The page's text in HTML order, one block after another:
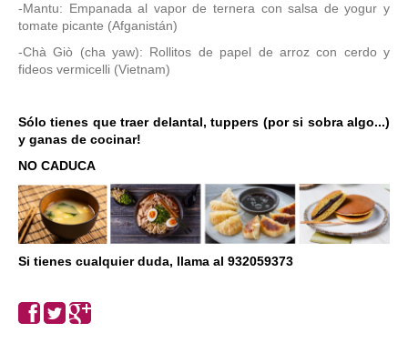
-Mantu: Empanada al vapor de ternera con salsa de yogur y
tomate picante (Afganistán)
-Chà Giò (cha yaw): Rollitos de papel de arroz con cerdo y
fideos vermicelli (Vietnam)
Sólo tienes que traer delantal, tuppers (por si sobra algo...)
y ganas de cocinar!
NO CADUCA
Si tienes cualquier duda, llama al 932059373